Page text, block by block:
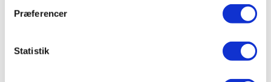
Præferencer
Statistik